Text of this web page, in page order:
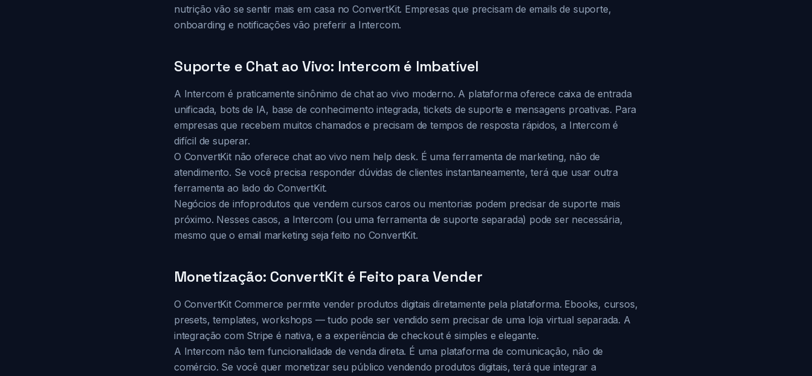
nutrição vão se sentir mais em casa no ConvertKit. Empresas que precisam de emails de suporte,
onboarding e notificações vão preferir a Intercom.
Suporte e Chat ao Vivo: Intercom é Imbatível
A Intercom é praticamente sinônimo de chat ao vivo moderno. A plataforma oferece caixa de entrada
unificada, bots de IA, base de conhecimento integrada, tickets de suporte e mensagens proativas. Para
empresas que recebem muitos chamados e precisam de tempos de resposta rápidos, a Intercom é
difícil de superar.
O ConvertKit não oferece chat ao vivo nem help desk. É uma ferramenta de marketing, não de
atendimento. Se você precisa responder dúvidas de clientes instantaneamente, terá que usar outra
ferramenta ao lado do ConvertKit.
Negócios de infoprodutos que vendem cursos caros ou mentorias podem precisar de suporte mais
próximo. Nesses casos, a Intercom (ou uma ferramenta de suporte separada) pode ser necessária,
mesmo que o email marketing seja feito no ConvertKit.
Monetização: ConvertKit é Feito para Vender
O ConvertKit Commerce permite vender produtos digitais diretamente pela plataforma. Ebooks, cursos,
presets, templates, workshops — tudo pode ser vendido sem precisar de uma loja virtual separada. A
integração com Stripe é nativa, e a experiência de checkout é simples e elegante.
A Intercom não tem funcionalidade de venda direta. É uma plataforma de comunicação, não de
comércio. Se você quer monetizar seu público vendendo produtos digitais, terá que integrar a